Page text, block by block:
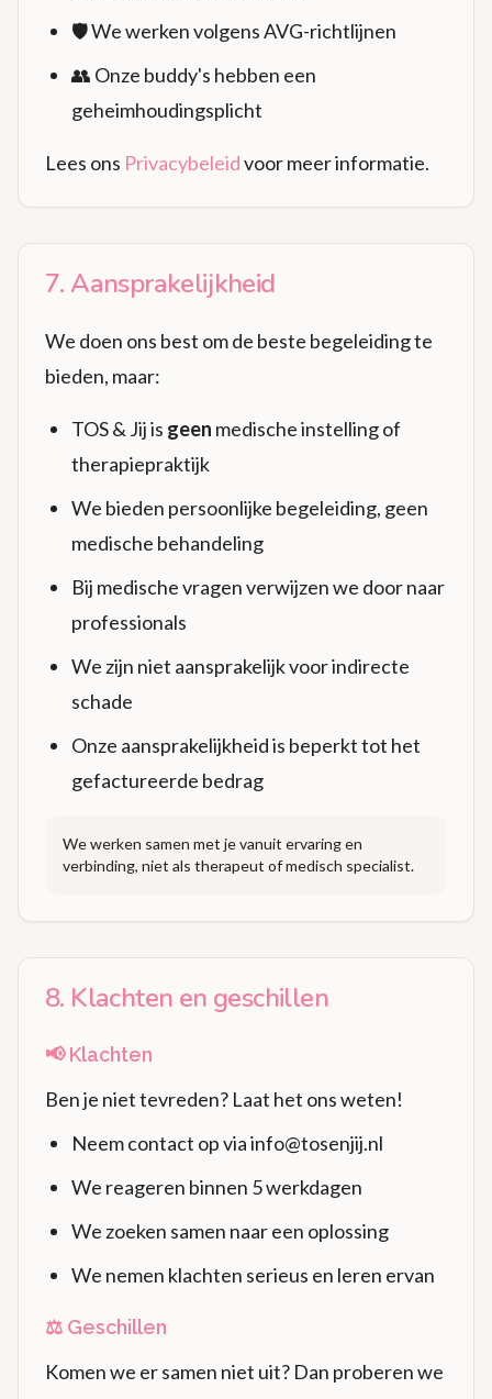
🛡️ We werken volgens AVG-richtlijnen
👥 Onze buddy's hebben een
geheimhoudingsplicht
Lees ons Privacybeleidvoor meer informatie.
7. Aansprakelijkheid
We doen ons best om de beste begeleiding te
bieden, maar:
TOS & Jij is geen medische instelling of
therapiepraktijk
We bieden persoonlijke begeleiding, geen
medische behandeling
Bij medische vragen verwijzen we door naar
professionals
We zijn niet aansprakelijk voor indirecte
schade
Onze aansprakelijkheid is beperkt tot het
gefactureerde bedrag
We werken samen met je vanuit ervaring en
verbinding, niet als therapeut of medisch specialist.
8. Klachten en geschillen
📢 Klachten
Ben je niet tevreden? Laat het ons weten!
Neem contact op via info@tosenjij.nl
We reageren binnen 5 werkdagen
We zoeken samen naar een oplossing
We nemen klachten serieus en leren ervan
⚖️ Geschillen
Komen we er samen niet uit? Dan proberen we